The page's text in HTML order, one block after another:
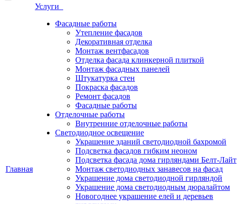
Главная
Услуги
Фасадные работы
Утепление фасадов
Декоративная отделка
Монтаж вентфасадов
Отделка фасада клинкерной плиткой
Монтаж фасадных панелей
Штукатурка стен
Покраска фасадов
Ремонт фасадов
Фасадные работы
Отделочные работы
Внутренние отделочные работы
Светодиодное освещение
Украшение зданий светодиодной бахромой
Подсветка фасадов гибким неоном
Подсветка фасада дома гирляндами Белт-Лайт
Монтаж светодиодных занавесов на фасад
Украшение дома светодиодной гирляндой
Украшение дома светодиодным дюралайтом
Новогоднее украшение елей и деревьев